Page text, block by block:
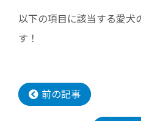
以下の項目に該当する愛犬
す！
前の記事